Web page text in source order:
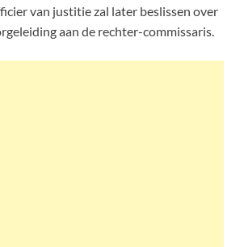
van justitie zal later beslissen over
aan de rechter-commissaris.